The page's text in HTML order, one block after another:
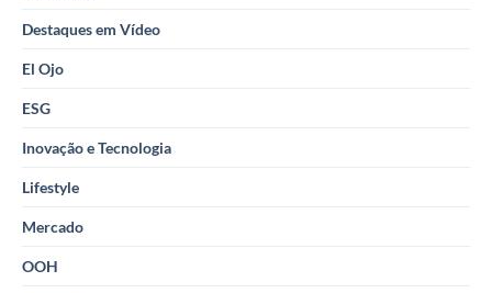
Destaques em Vídeo
El Ojo
ESG
Inovação e Tecnologia
Lifestyle
Mercado
OOH